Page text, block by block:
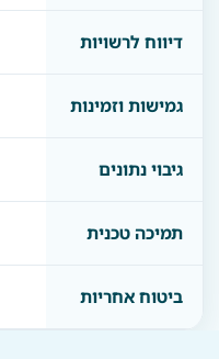
דיווח לרשויות
גמישות וזמינות
גיבוי נתונים
תמיכה טכנית
ביטוח אחריות